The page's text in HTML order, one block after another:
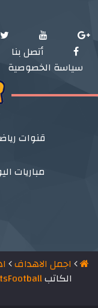
أتصل بنا
سياسة الخصوصية
قنوات
مباريات
اجمل الاهداف
الكاتب